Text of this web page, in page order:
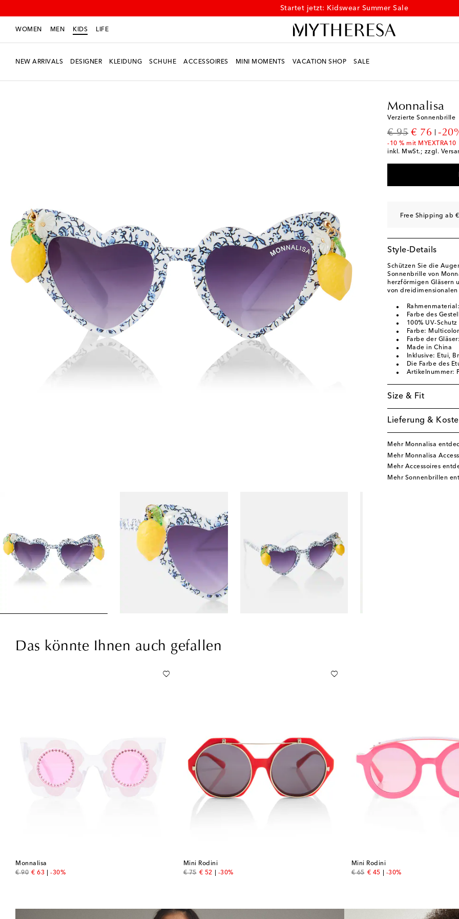
Startet jetzt: Kidswear Summer Sale
WOMEN MEN KIDS LIFE
NEW ARRIVALS DESIGNER KLEIDUNG SCHUHE ACCESSOIRES MINI MOMENTS VACATION SHOP SALE
Monnalisa
Verzierte Sonnenbrille
€ 95
original price
€ 76
discount
-
-10 % mit MYEXTRA10
inkl. MwSt.; zzgl.
Free Shipping ab
Style-Details
Schützen Sie die
Sonnenbrille von
herzförmigen Gläsern
von
Farbe des
100% UV-Schutz
Farbe: Multicolor
Farbe der
Made in China
Inklusive: Etui,
Die Farbe des
Artikelnummer:
Size & Fit
Lieferung &
Mehr Monnalisa
Mehr Monnalisa
Mehr Accessoires
Mehr Sonnenbrillen
Das könnte Ihnen auch gefallen
Monnalisa
€ 90
original price
€ 63
discount price
-30%
Mini Rodini
€ 75
original price
€ 52
discount price
-30%
Mini Rodini
€ 65
original price
€ 45
discount price
-30%